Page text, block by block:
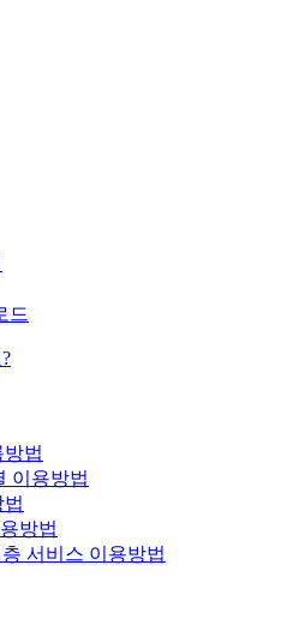
드
법
이용방법
방법
서비스 이용방법